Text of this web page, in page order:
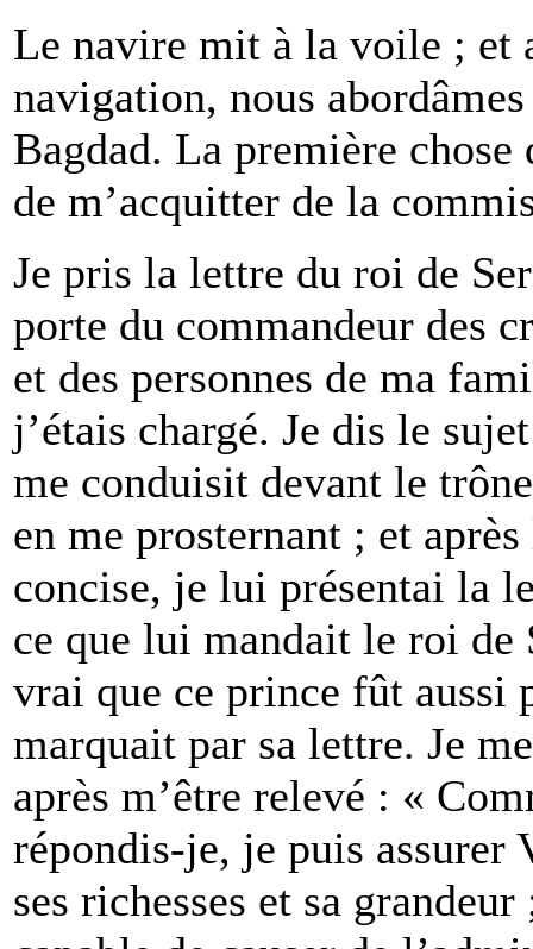
Le navire mit à la voile ; et
navigation, nous
Bagdad. La première
de m’acquitter de la
Je pris la lettre du roi de
porte du commandeur des
et des personnes de ma
j’étais chargé. Je dis le
me conduisit devant le
en me prosternant ; et
concise, je lui présentai la
ce que lui mandait le roi de
vrai que ce prince fût aussi
marquait par sa lettre. Je
après m’être relevé : «
répondis-je, je puis assurer
ses richesses et sa